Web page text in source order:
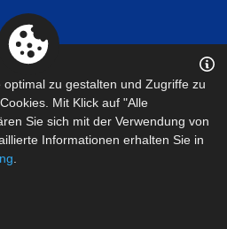
zu gestalten und Zugriffe zu
Mit Klick auf "Alle
Sie sich mit der Verwendung von
Informationen erhalten Sie in